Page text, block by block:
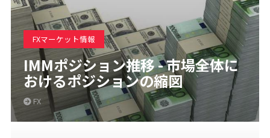
FXマーケット情報
IMMポジション推移 - 市場全体に
おけるポジションの縮図
FX